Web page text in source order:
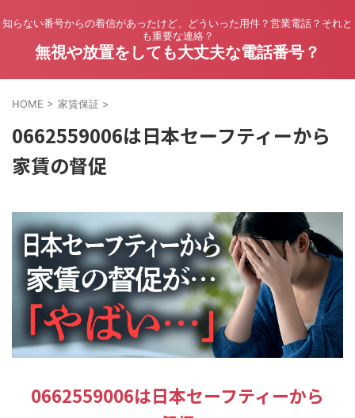
知らない番号からの着信があったけど、どういった用件？営業電話？それと
も重要な連絡？
無視や放置をしても大丈夫な電話番号？
HOME > 家賃保証 >
0662559006は日本セーフティーから
家賃の督促
0662559006は日本セーフティーから